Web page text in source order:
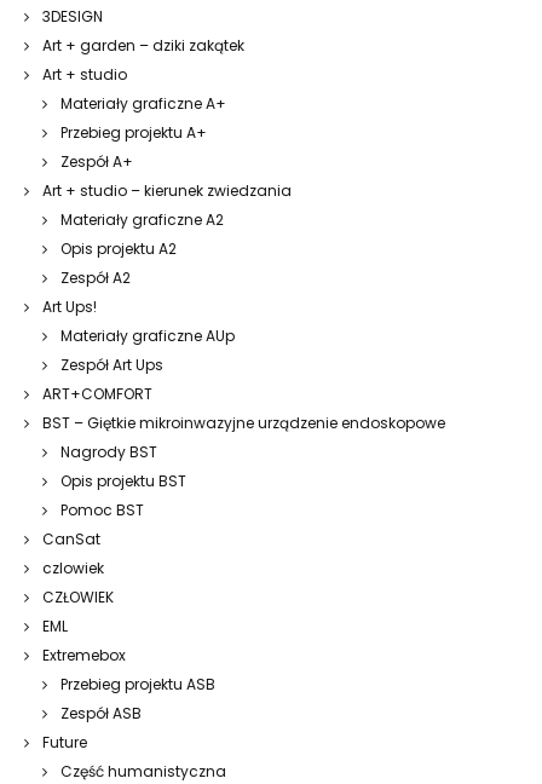
3DESIGN
Art + garden – dziki zakątek
Art + studio
Materiały graficzne A+
Przebieg projektu A+
Zespół A+
Art + studio – kierunek zwiedzania
Materiały graficzne A2
Opis projektu A2
Zespół A2
Art Ups!
Materiały graficzne AUp
Zespół Art Ups
ART+COMFORT
BST – Giętkie mikroinwazyjne urządzenie endoskopowe
Nagrody BST
Opis projektu BST
Pomoc BST
CanSat
czlowiek
CZŁOWIEK
EML
Extremebox
Przebieg projektu ASB
Zespół ASB
Future
Część humanistyczna